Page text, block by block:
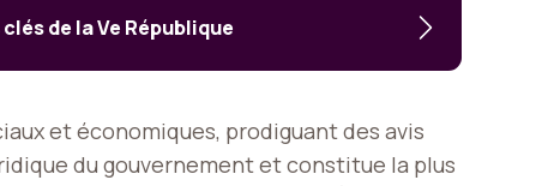
de la Ve République
et économiques, prodiguant des avis
du gouvernement et constitue la plus